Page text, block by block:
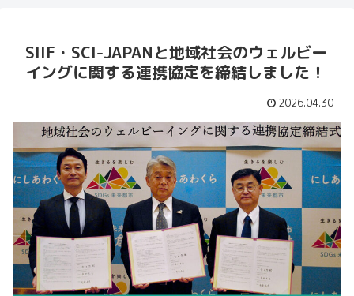
SIIF・SCI-JAPANと地域社会のウェルビー
イングに関する連携協定を締結しました！
2026.04.30